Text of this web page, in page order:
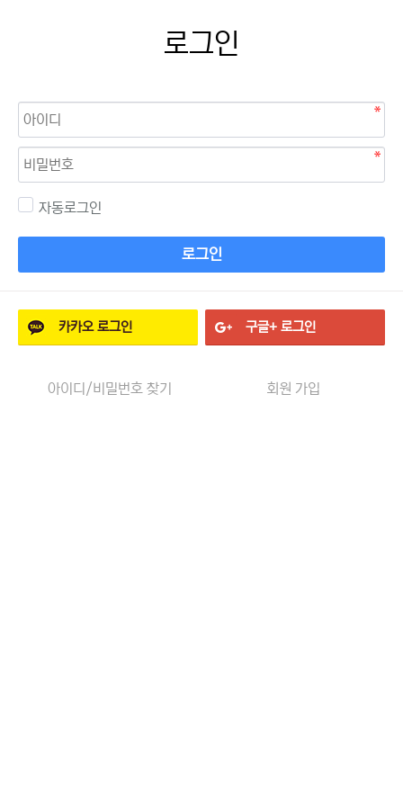
로그인
자동로그인
로그인
카카오로그인 구글+ 로그인
아이디/비밀번호 찾기 회원 가입